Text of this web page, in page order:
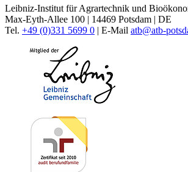
Leibniz-Institut für Agrartechnik und
Max-Eyth-Allee 100 | 14469 Potsdam | DE
Tel. +49 (0)331 5699 0 | E-Mail atb@atb-